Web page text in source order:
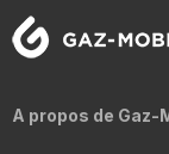
A propos de